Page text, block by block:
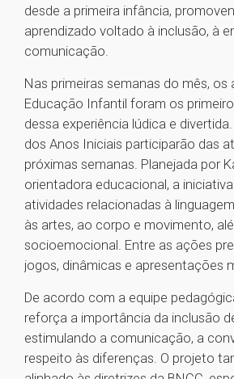
desde a primeira infância,
aprendizado voltado à inclusão, à
comunicação.
Nas primeiras semanas do mês, os
Educação Infantil foram os
dessa experiência lúdica e
dos Anos Iniciais participarão das
próximas semanas. Planejada por
orientadora educacional, a
atividades relacionadas à
às artes, ao corpo e movimento,
socioemocional. Entre as ações
jogos, dinâmicas e apresentações
De acordo com a equipe
reforça a importância da inclusão
estimulando a comunicação, a
respeito às diferenças. O projeto